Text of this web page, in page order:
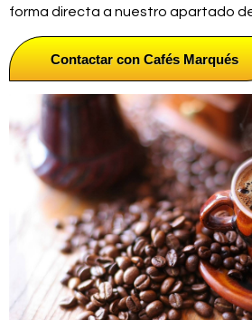
forma directa a nuestro apartado
Contactar con Cafés Marqués